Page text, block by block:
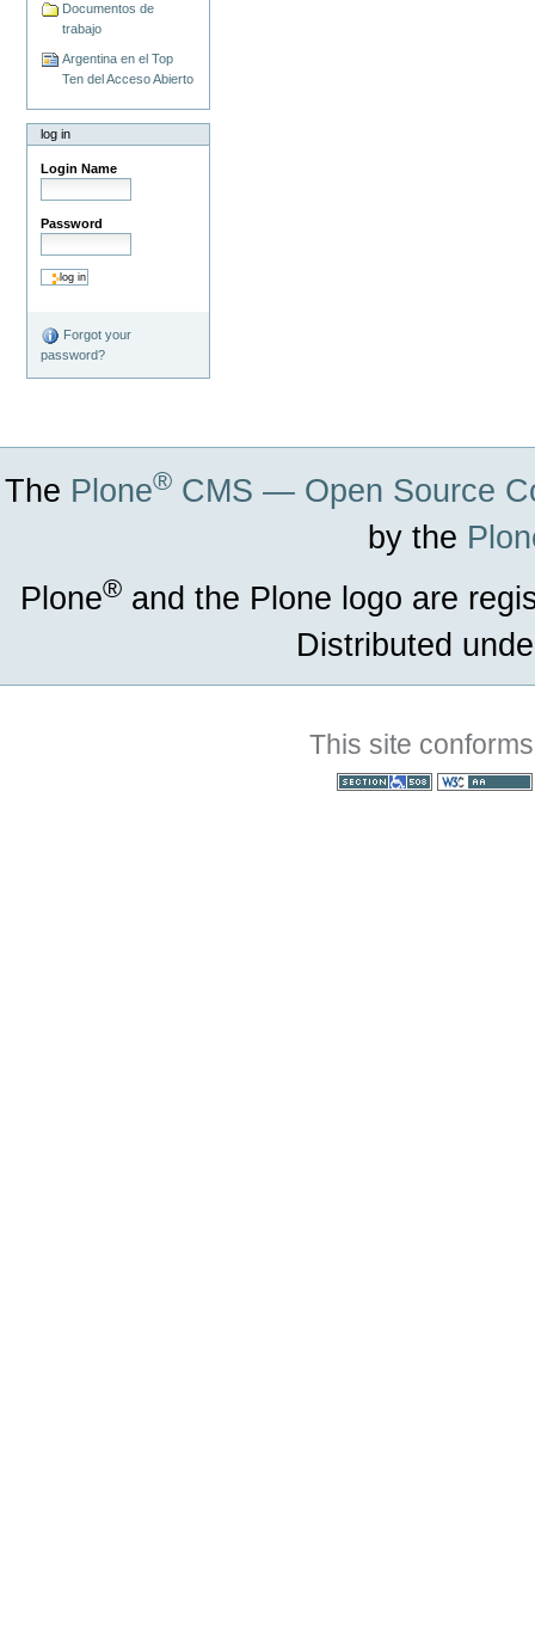
Documentos de
trabajo
Argentina en el Top
Ten del Acceso Abierto
log in
Login Name
Password
Forgot your
password?
The Plone® CMS — Open Source
by the
Plone® and the Plone logo are
Distributed
This site